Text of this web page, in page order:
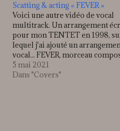
Scatting & acting « FEVER »
Voici une autre vidéo de vocal
multitrack. Un arrangement
pour mon TENTET en 1998,
lequel j'ai ajouté un
vocal... FEVER, morceau
et enregistré en 1956 par Little
Willie John, mais véritablement
5 mai 2021
Dans "Covers"